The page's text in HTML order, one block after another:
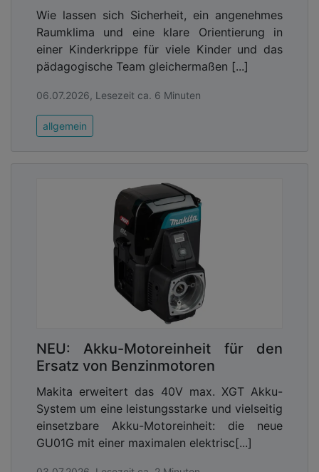
Stadtverwaltung Pirmasens bereits vor zwei
Jahren aus der Taufe gehoben hat, konnte die Jury
in der Kategorie ‚Gut ankommen – besser starten‘
überzeugen. Es zeigt in vorbildlicher Weise, wie
Asylsuchende praktisch ab ihrem ersten Tag in
Pirmasens begleitet werden, um sich schnell
zurechtfinden und einleben zu können. Mein
herzlicher Glückwunsch und mein Dank für ihr
Frauen, Kultur und Integration des Landes
Wie lassen sich Sicherheit, ein angenehmes
Raumklima und eine klare Orientierung in
einer Kinderkrippe für viele Kinder und das
pädagogische Team gleichermaßen [...]
06.07.2026, Lesezeit ca. 6 Minuten
allgemein
NEU: Akku-Motoreinheit für den
Ersatz von Benzinmotoren
Makita erweitert das 40V max. XGT Akku-
System um eine leistungsstarke und vielseitig
einsetzbare Akku-Motoreinheit: die neue
GU01G mit einer maximalen elektrisc[...]